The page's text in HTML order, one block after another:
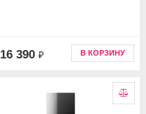
16 390 ₽ В КОРЗИНУ